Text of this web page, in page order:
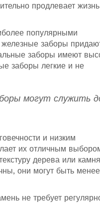
продлевает жизнь
популярными
заборы
заборы имеют
заборы легкие и не
могут служить
и низким
их отличным
дерева или
они могут быть менее
не требует